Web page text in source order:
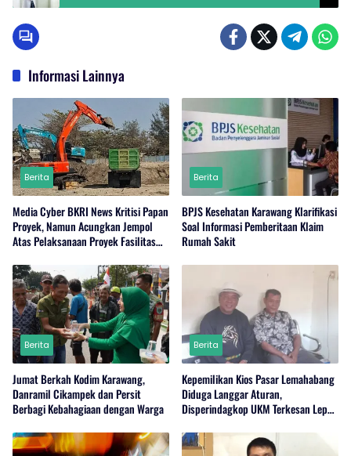
Informasi Lainnya
Berita
Media Cyber BKRI News Kritisi Papan
Proyek, Namun Acungkan Jempol
Atas Pelaksanaan Proyek Fasilitas
Berita
BPJS Kesehatan Karawang Klarifikasi
Soal Informasi Pemberitaan Klaim
Rumah Sakit
Berita
Jumat Berkah Kodim Karawang,
Danramil Cikampek dan Persit
Berbagi Kebahagiaan dengan Warga
Berita
Kepemilikan Kios Pasar Lemahabang
Diduga Langgar Aturan,
Disperindagkop UKM Terkesan Lepas